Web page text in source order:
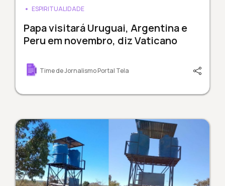
ESPIRITUALIDADE
Papa visitará Uruguai, Argentina e
Peru em novembro, diz Vaticano
Time de Jornalismo Portal Tela